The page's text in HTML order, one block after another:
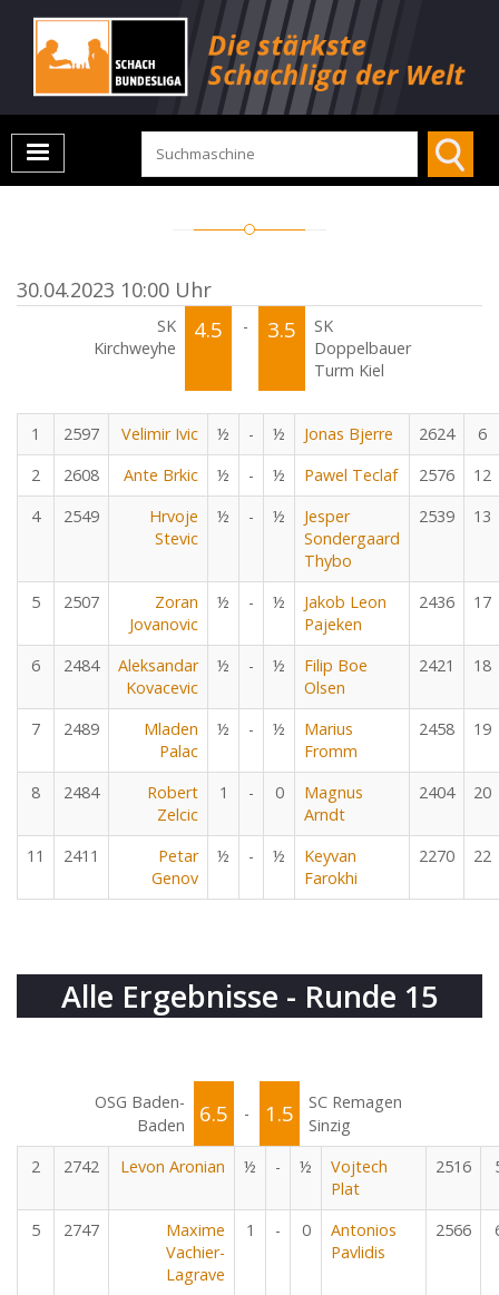
30.04.2023 10:00 Uhr
SK
Kirchweyhe
4.5 - 3.5
SK
Doppelbauer
Turm Kiel
1 2597 Velimir Ivic ½ - ½ Jonas Bjerre 2624
6
2
2608 Ante Brkic ½ - ½ Pawel Teclaf 2576
12
4
2549
Hrvoje
Stevic
½ - ½
Jesper
Sondergaard
Thybo
2539 13
5 2507
Zoran
Jovanovic
½ - ½
Jakob Leon
Pajeken
2436 17
6 2484
Aleksandar
Kovacevic
½ - ½
Filip Boe
Olsen
2421 18
7 2489
Mladen
Palac
½ - ½
Marius
Fromm
2458 19
8 2484
Robert
Zelcic
1 - 0
Magnus
Arndt
2404 20
11 2411
Petar
Genov
½ - ½
Keyvan
Farokhi
2270 22
Alle Ergebnisse - Runde 15
OSG Baden-
Baden
6.5 - 1.5
SC Remagen
Sinzig
2
2742 Levon Aronian ½ - ½
Vojtech
Plat
2516
5 2747
Maxime
Vachier-
Lagrave
1 - 0
Antonios
Pavlidis
2566